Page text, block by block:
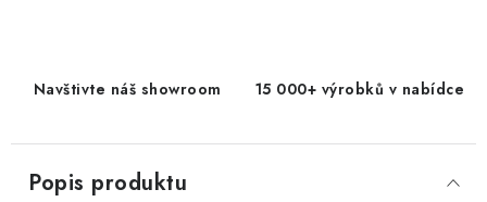
Navštivte náš showroom 15 000+ výrobků v nabídce
Popis produktu